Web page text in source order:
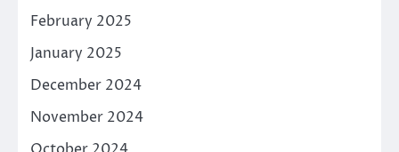
February 2025
January 2025
December 2024
November 2024